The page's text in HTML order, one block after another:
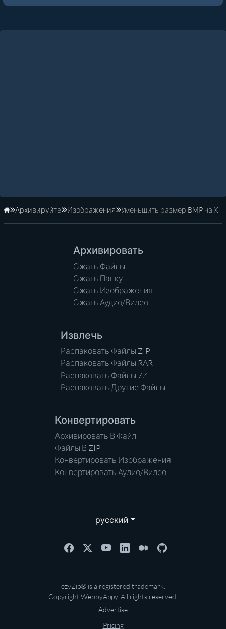
Главная
Архивируйте Изображения Уменьшить размер BMP на X
Архивировать
Сжать Файлы
Сжать Папку
Сжать Изображения
Сжать Аудио/Видео
Извлечь
Распаковать Файлы ZIP
Распаковать Файлы RAR
Распаковать Файлы 7Z
Распаковать Другие Файлы
Конвертировать
Архивировать В Файл
Файлы В ZIP
Конвертировать Изображения
Конвертировать Аудио/Видео
русский
ezyZip® is a registered trademark.
CopyrightWebbyAppy. All rights reserved.
Advertise
Pricing